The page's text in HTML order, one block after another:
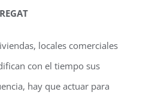
locales comerciales
con el tiempo sus
hay que actuar para